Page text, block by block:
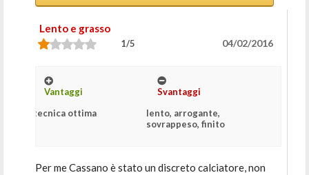
Lento e grasso
1/5 04/02/2016
Vantaggi
tecnica ottima
Svantaggi
lento, arrogante,
sovrappeso, finito
Per me Cassano è stato un discreto calciatore, non